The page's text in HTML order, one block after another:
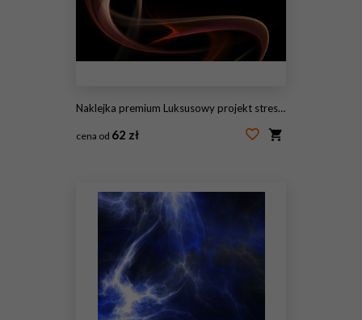
Naklejka premium Luksusowy projekt streszczenie
cena od 62 zł